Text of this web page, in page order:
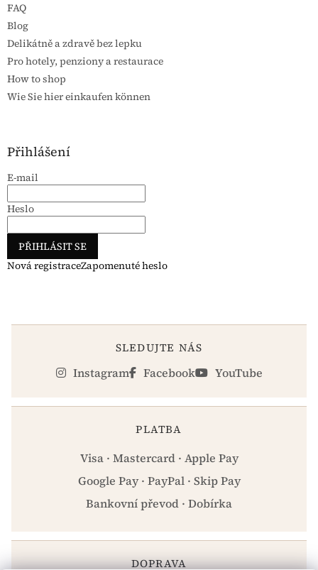
FAQ
Blog
Delikátně a zdravě bez lepku
Pro hotely, penziony a restaurace
How to shop
Wie Sie hier einkaufen können
Přihlášení
E-mail
Heslo
PŘIHLÁSIT SE
Nová registraceZapomenuté heslo
SLEDUJTE NÁS
Instagram Facebook YouTube
PLATBA
Visa · Mastercard · Apple Pay
Google Pay · PayPal · Skip Pay
Bankovní převod · Dobírka
DOPRAVA